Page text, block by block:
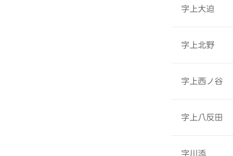
字上大迫
字上北野
字上西ノ谷
字上八反田